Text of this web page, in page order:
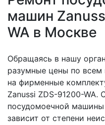
машин
WA в Москве
Обращаясь в нашу
разумные цены по всем
на фирменные
Zanussi ZDS-91200-WA.
посудомоечной машины
зависит от степени